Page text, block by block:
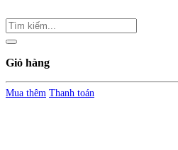
Giỏ hàng
Mua thêm Thanh toán